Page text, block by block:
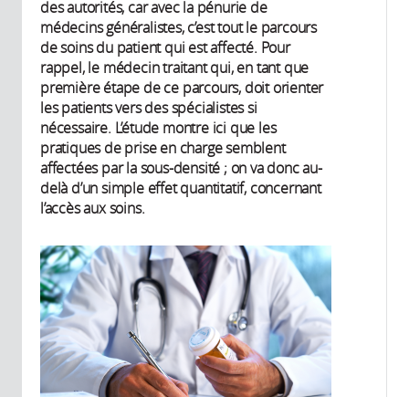
des autorités, car avec la pénurie de
médecins généralistes, c’est tout le parcours
de soins du patient qui est affecté. Pour
rappel, le médecin traitant qui, en tant que
première étape de ce parcours, doit orienter
les patients vers des spécialistes si
nécessaire. L’étude montre ici que les
pratiques de prise en charge semblent
affectées par la sous-densité ; on va donc au-
delà d’un simple effet quantitatif, concernant
l’accès aux soins.